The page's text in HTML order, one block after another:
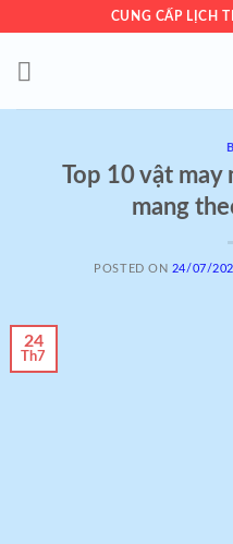
content
CUNG CẤP LỊCH
Top 10 vật may
mang
POSTED ON 24/07/
24
Th7